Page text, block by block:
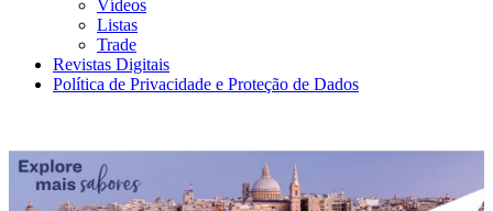
Vídeos
Listas
Trade
Revistas Digitais
Política de Privacidade e Proteção de Dados